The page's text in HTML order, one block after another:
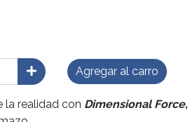
Agregar al carro
la realidad con Dimensional Force,